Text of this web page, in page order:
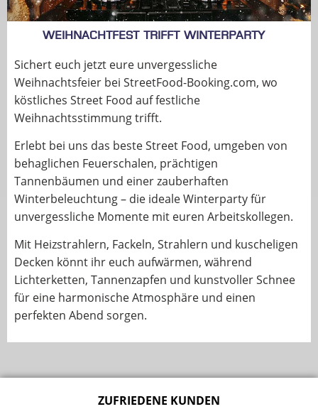
Weihnachtfest trifft Winterparty
Sichert euch jetzt eure unvergessliche
Weihnachtsfeier bei StreetFood-Booking.com, wo
köstliches Street Food auf festliche
Weihnachtsstimmung trifft.
Erlebt bei uns das beste Street Food, umgeben von
behaglichen Feuerschalen, prächtigen
Tannenbäumen und einer zauberhaften
Winterbeleuchtung – die ideale Winterparty für
unvergessliche Momente mit euren Arbeitskollegen.
Mit Heizstrahlern, Fackeln, Strahlern und kuscheligen
Decken könnt ihr euch aufwärmen, während
Lichterketten, Tannenzapfen und kunstvoller Schnee
für eine harmonische Atmosphäre und einen
perfekten Abend sorgen.
ZUFRIEDENE KUNDEN